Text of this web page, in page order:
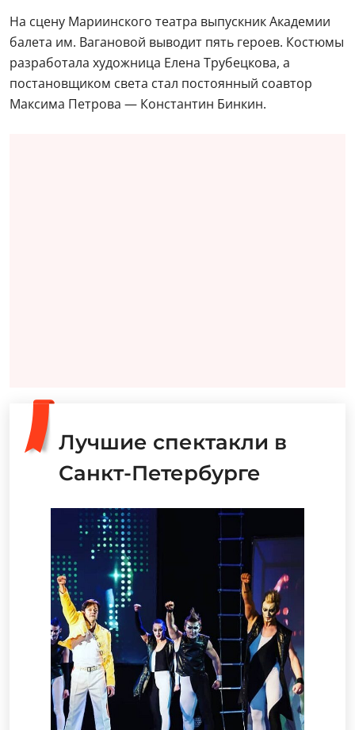
На сцену Мариинского театра выпускник Академии
балета им. Вагановой выводит пять героев. Костюмы
разработала художница Елена Трубецкова, а
постановщиком света стал постоянный соавтор
Максима Петрова — Константин Бинкин.
Лучшие спектакли в
Санкт-Петербурге